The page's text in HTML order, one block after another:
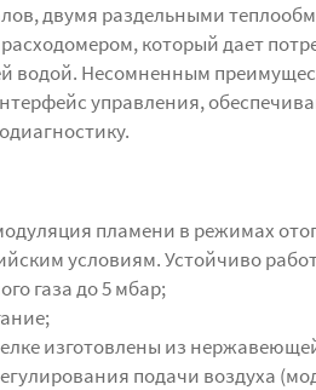
двумя раздельными
который дает
водой. Несомненным
управления,
пламени в режимах
условиям. Устойчиво
газа до 5 мбар;
изготовлены из
подачи воздуха